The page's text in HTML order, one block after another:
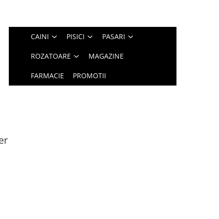
CAINI PISICI PASARI
ROZATOARE MAGAZINE
FARMACIE PROMOTII